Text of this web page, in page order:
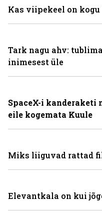
Kas viipekeel on
Tark nagu ahv:
inimesest üle
SpaceX-i kanderaketi
eile kogemata Kuule
Miks liiguvad rattad
Elevantkala on kui